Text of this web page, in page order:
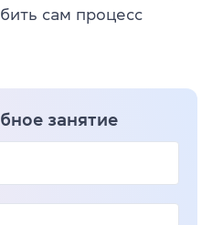
сам процесс
занятие